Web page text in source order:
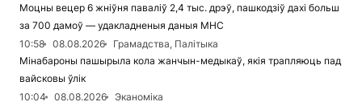
Моцны вецер 6 жніўня паваліў 2,4 тыс. дрэў, пашкодзіў дахі больш
за 700 дамоў — удакладненыя даныя МНС
10:58
08.08.2026
Грамадства, Палітыка
Мінабароны пашырыла кола жанчын-медыкаў, якія трапляюць пад
вайсковы ўлік
10:04
08.08.2026
Эканоміка